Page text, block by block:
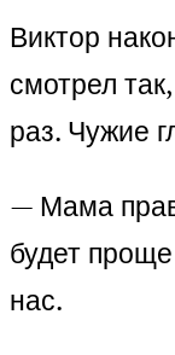
Виктор
смотрел
раз. Чужие
— Мама
будет
нас.